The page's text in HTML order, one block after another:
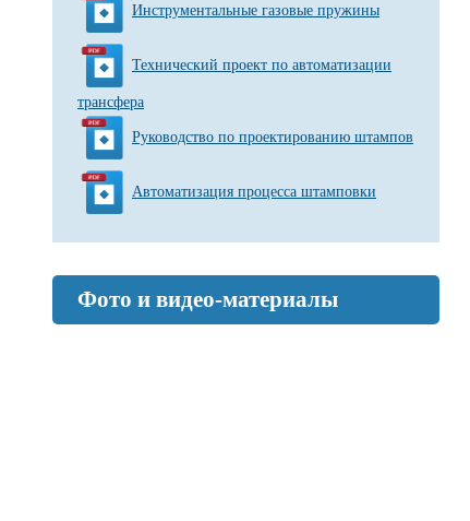
Инструментальные газовые пружины
Технический проект по автоматизации
трансфера
Руководство по проектированию штампов
Автоматизация процесса штамповки
Фото и видео-материалы